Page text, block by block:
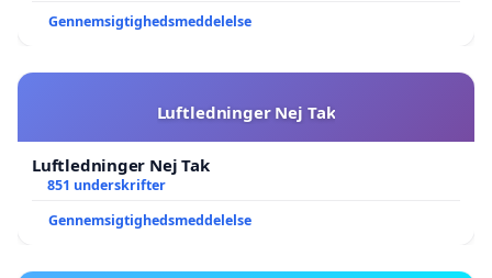
Gennemsigtighedsmeddelelse
Luftledninger Nej Tak
Luftledninger Nej Tak
851 underskrifter
Gennemsigtighedsmeddelelse